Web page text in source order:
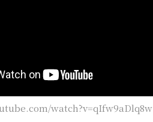
watch?v=qIfw9aDlq8w